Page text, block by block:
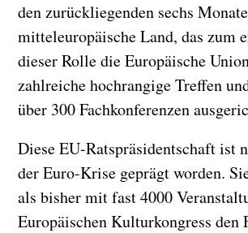
den zurückliegenden sechs
mitteleuropäische Land, das zum
dieser Rolle die Europäische
zahlreiche hochrangige Treffen
über 300 Fachkonferenzen
Diese EU-Ratspräsidentschaft ist
der Euro-Krise geprägt worden.
als bisher mit fast 4000
Europäischen Kulturkongress den